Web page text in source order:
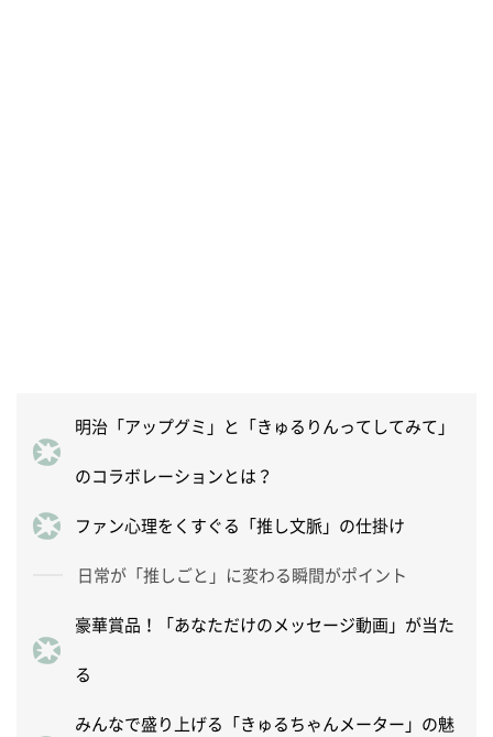
明治「アップグミ」と「きゅるりんってしてみて」
のコラボレーションとは？
ファン心理をくすぐる「推し文脈」の仕掛け
日常が「推しごと」に変わる瞬間がポイント
豪華賞品！「あなただけのメッセージ動画」が当た
る
みんなで盛り上げる「きゅるちゃんメーター」の魅